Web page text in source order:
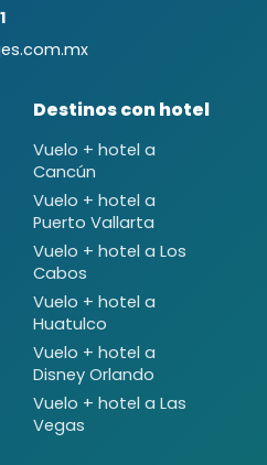
Destinos con hotel
Vuelo + hotel a
Cancún
Vuelo + hotel a
Puerto Vallarta
Vuelo + hotel a Los
Cabos
Vuelo + hotel a
Huatulco
Vuelo + hotel a
Disney Orlando
Vuelo + hotel a Las
Vegas